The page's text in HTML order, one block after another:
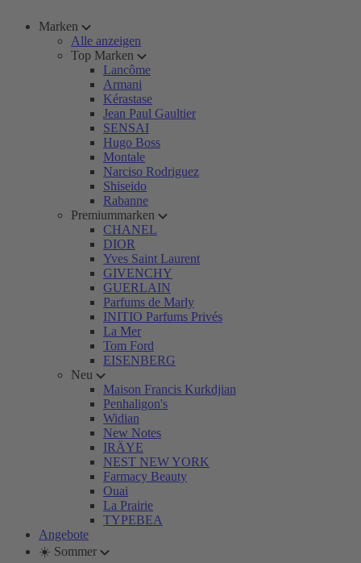
Marken
Alle anzeigen
Top Marken
Lancôme
Armani
Kérastase
Jean Paul Gaultier
SENSAI
Hugo Boss
Montale
Narciso Rodriguez
Shiseido
Rabanne
Premiummarken
CHANEL
DIOR
Yves Saint Laurent
GIVENCHY
GUERLAIN
Parfums de Marly
INITIO Parfums Privés
La Mer
Tom Ford
EISENBERG
Neu
Maison Francis Kurkdjian
Penhaligon's
Widian
New Notes
IRÄYE
NEST NEW YORK
Farmacy Beauty
Ouai
La Prairie
TYPEBEA
Angebote
☀️ Sommer